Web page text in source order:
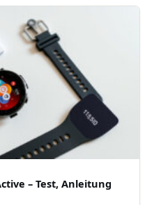
– Test, Anleitung